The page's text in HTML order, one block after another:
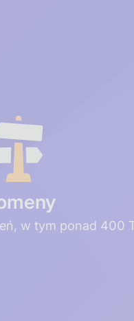
w tym ponad 400